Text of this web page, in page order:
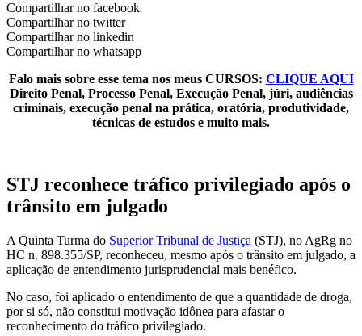
Compartilhar no facebook
Compartilhar no twitter
Compartilhar no linkedin
Compartilhar no whatsapp
Falo mais sobre esse tema nos meus CURSOS: CLIQUE AQUI
Direito Penal, Processo Penal, Execução Penal, júri, audiências
criminais, execução penal na prática, oratória, produtividade,
técnicas de estudos e muito mais.
STJ reconhece tráfico privilegiado após o
trânsito em julgado
A Quinta Turma do Superior Tribunal de Justiça (STJ), no AgRg no
HC n. 898.355/SP, reconheceu, mesmo após o trânsito em julgado, a
aplicação de entendimento jurisprudencial mais benéfico.
No caso, foi aplicado o entendimento de que a quantidade de droga,
por si só, não constitui motivação idônea para afastar o
reconhecimento do tráfico privilegiado.